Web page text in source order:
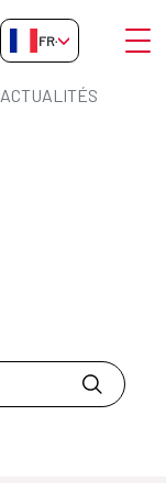
FR-FR
ACTUALITÉS